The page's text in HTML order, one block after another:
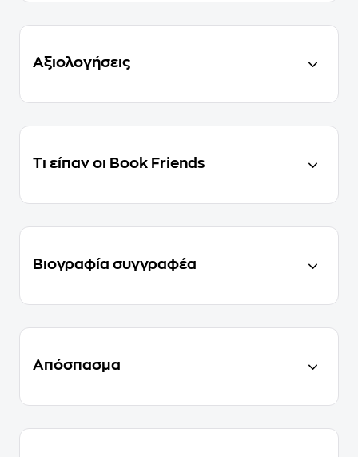
Αξιολογήσεις
Τι είπαν οι Book Friends
Βιογραφία συγγραφέα
Απόσπασμα